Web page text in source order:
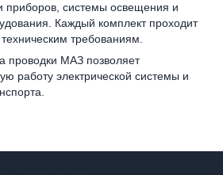
приборов, системы освещения и
Каждый комплект проходит
техническим требованиям.
проводки МАЗ позволяет
работу электрической системы и